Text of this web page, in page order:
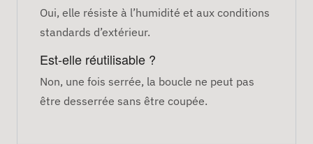
Oui, elle résiste à l’humidité et aux conditions
standards d’extérieur.
Est-elle réutilisable ?
Non, une fois serrée, la boucle ne peut pas
être desserrée sans être coupée.